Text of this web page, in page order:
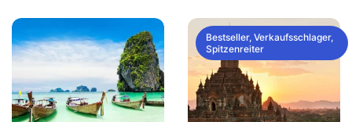
Bestseller, Verkaufsschlager,
Spitzenreiter